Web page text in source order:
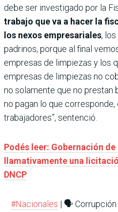
debe ser investigado por la
trabajo que va a hacer la
los nexos empresariales,
padrinos, porque al final
empresas de limpiezas y los
empresas de limpiezas no
no solamente que no prestan
no pagan lo que
trabajadores”, sentenció.
Podés leer: Gobernación
llamativamente una
DNCP
#Nacionales | 🗣️ Corrupción